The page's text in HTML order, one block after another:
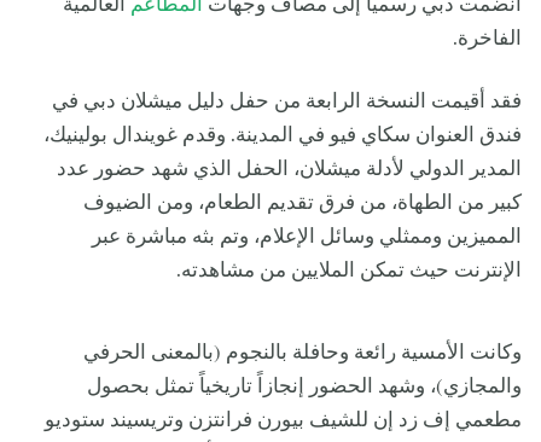
انضمت دبي رسمياً إلى مصاف وجهات المطاعم العالمية
الفاخرة.
فقد أقيمت النسخة الرابعة من حفل دليل ميشلان دبي في
فندق العنوان سكاي فيو في المدينة. وقدم غويندال بولينيك،
المدير الدولي لأدلة ميشلان، الحفل الذي شهد حضور عدد
كبير من الطهاة، من فرق تقديم الطعام، ومن الضيوف
المميزين وممثلي وسائل الإعلام، وتم بثه مباشرة عبر
الإنترنت حيث تمكن الملايين من مشاهدته.
وكانت الأمسية رائعة وحافلة بالنجوم (بالمعنى الحرفي
والمجازي)، وشهد الحضور إنجازاً تاريخياً تمثل بحصول
مطعمي إف زد إن للشيف بيورن فرانتزن وتريسيند ستوديو